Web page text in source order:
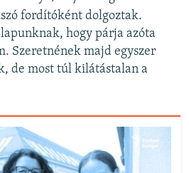
fordítóként dolgoztak.
hogy párja azóta
Szeretnének majd egyszer
de most túl kilátástalan a